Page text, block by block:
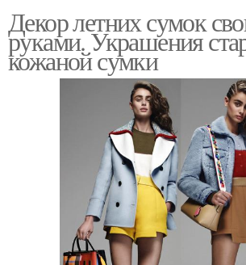
Декор летних сумок
руками. Украшения
кожаной сумки